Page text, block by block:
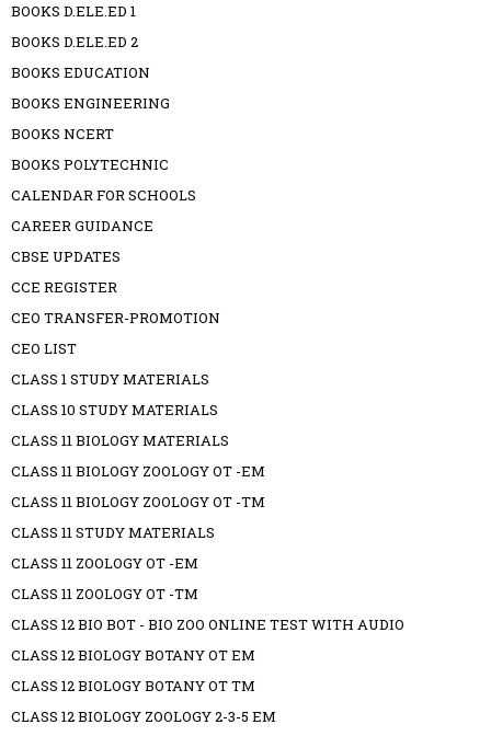
BOOKS D.ELE.ED 1
BOOKS D.ELE.ED 2
BOOKS EDUCATION
BOOKS ENGINEERING
BOOKS NCERT
BOOKS POLYTECHNIC
CALENDAR FOR SCHOOLS
CAREER GUIDANCE
CBSE UPDATES
CCE REGISTER
CEO TRANSFER-PROMOTION
CEO LIST
CLASS 1 STUDY MATERIALS
CLASS 10 STUDY MATERIALS
CLASS 11 BIOLOGY MATERIALS
CLASS 11 BIOLOGY ZOOLOGY OT -EM
CLASS 11 BIOLOGY ZOOLOGY OT -TM
CLASS 11 STUDY MATERIALS
CLASS 11 ZOOLOGY OT -EM
CLASS 11 ZOOLOGY OT -TM
CLASS 12 BIO BOT - BIO ZOO ONLINE TEST WITH AUDIO
CLASS 12 BIOLOGY BOTANY OT EM
CLASS 12 BIOLOGY BOTANY OT TM
CLASS 12 BIOLOGY ZOOLOGY 2-3-5 EM